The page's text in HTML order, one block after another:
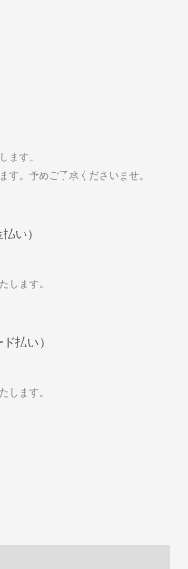
ます。
す。予めご了承くださいませ。
い）
します。
払い）
します。